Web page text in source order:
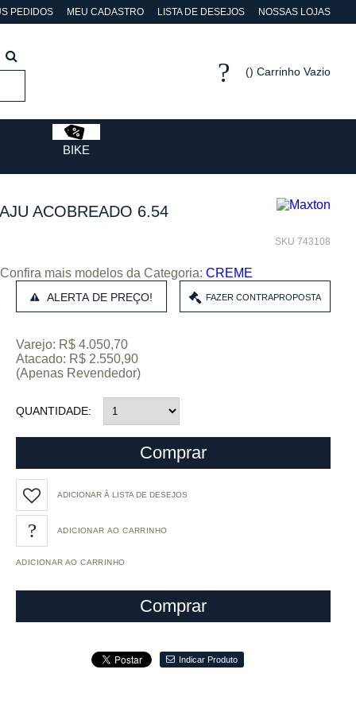
PEDIDOS MEU CADASTRO LISTA DE DESEJOS NOSSAS LOJAS
Carrinho Vazio
BIKE
ACOBREADO 6.54
SKU 743108
Confira mais modelos da Categoria: CREME
ALERTA DE PREÇO!
Varejo: R$ 4.050,70
Atacado: R$ 2.550,90
(Apenas Revendedor)
QUANTIDADE
Comprar
ADICIONAR À LISTA DE DESEJOS
ADICIONAR AO CARRINHO
Comprar
Indicar Produto